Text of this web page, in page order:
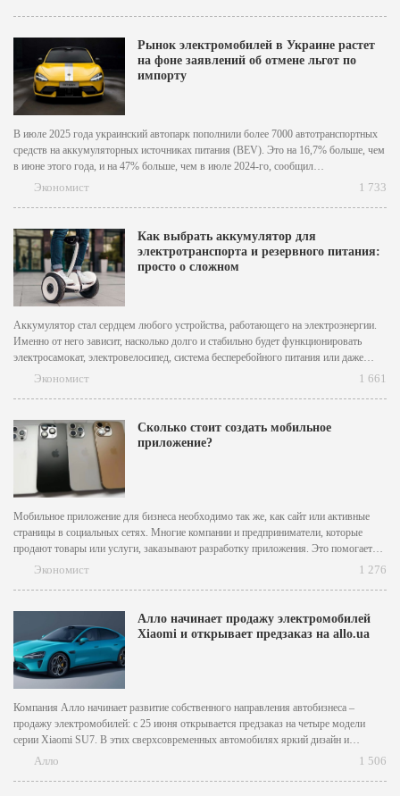
Рынок электромобилей в Украине растет
на фоне заявлений об отмене льгот по
импорту
В июле 2025 года украинский автопарк пополнили более 7000 автотранспортных
средств на аккумуляторных источниках питания (BEV). Это на 16,7% больше, чем
в июне этого года, и на 47% больше, чем в июле 2024-го, сообщил
«Укравтопром». Основное количество реализованных за месяц электромобилей
Экономист 1 733
Как выбрать аккумулятор для
электротранспорта и резервного питания:
просто о сложном
Аккумулятор стал сердцем любого устройства, работающего на электроэнергии.
Именно от него зависит, насколько долго и стабильно будет функционировать
электросамокат, электровелосипед, система бесперебойного питания или даже
автономная солнечная станция. И если выбрать неправильную батарею,
аккумуляторы...
Экономист 1 661
Сколько стоит создать мобильное
приложение?
Мобильное приложение для бизнеса необходимо так же, как сайт или активные
страницы в социальных сетях. Многие компании и предприниматели, которые
продают товары или услуги, заказывают разработку приложения. Это помогает
удерживать внимание целевой аудитории, подогревать рынок и передавать
Экономист 1 276
Алло начинает продажу электромобилей
Xiaomi и открывает предзаказ на allo.ua
Компания Алло начинает развитие собственного направления автобизнеса –
продажу электромобилей: с 25 июня открывается предзаказ на четыре модели
серии Хiaomi SU7. В этих сверхсовременных автомобилях яркий дизайн и
премиальные материалы сочетаются с впечатляющими техническими
Алло 1 506